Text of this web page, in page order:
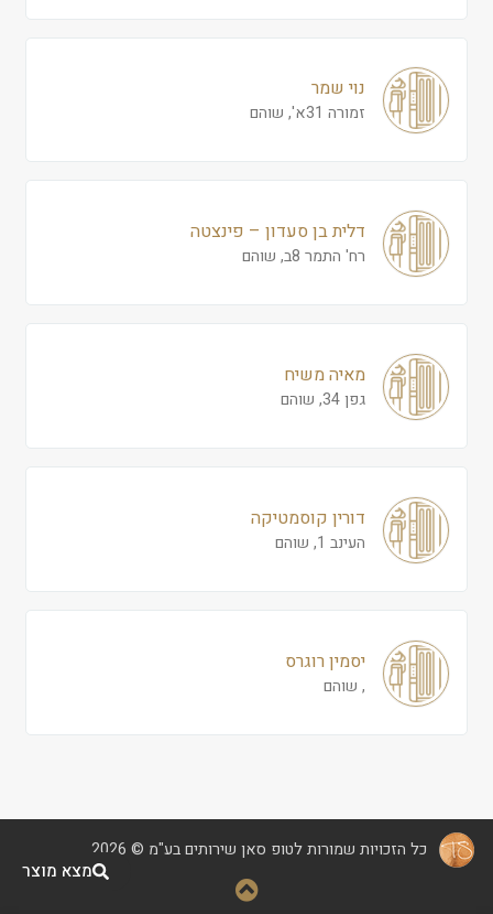
נוי שמר
זמורה 31א', שוהם
דלית בן סעדון – פינצטה
רח' התמר 8ב, שוהם
מאיה משיח
גפן 34, שוהם
דורין קוסמטיקה
העינב 1, שוהם
יסמין רוגרס
, שוהם
כל הזכויות שמורות לטופ סאן שירותים בע"מ © 2026
מצא מוצר